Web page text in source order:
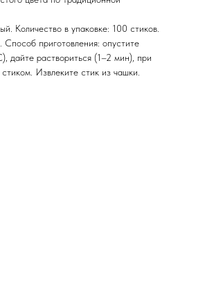
Количество в упаковке: 100 стиков.
приготовления: опустите
дайте раствориться (1–2 мин), при
Извлеките стик из чашки.